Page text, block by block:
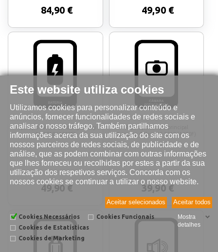
Este website utiliza cookies
Utilizamos cookies para personalizar conteúdo e
anúncios, fornecer funcionalidades de redes sociais e
analisar o nosso tráfego. Também partilhamos
informações acerca da sua utilização do site com os
nossos parceiros de redes sociais, de publicidade e de
análise, que as podem combinar com outras informações
que lhes forneceu ou recolhidas por estes a partir da sua
utilização dos respetivos serviços. Concorda com os
nossos cookies se continuar a utilizar o nosso website.
Aceitar todos
Aceitar selecionados
Cookies Necessários
Cookies Funcionais
Cookies de Estatísticas
Cookies de Marketing
Mostra
detalhes
84,90 € 49,90 €
Reparação bateria Samsung Galaxy
A6 2018 (A600F)
49,90 €
Reparação câmara principal
Samsung Galaxy A6 2018 (A600F)
39,90 €